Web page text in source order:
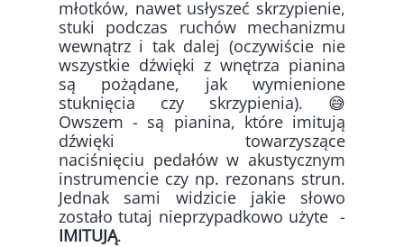
młotków, nawet usłyszeć skrzypienie,
stuki podczas ruchów mechanizmu
wewnątrz i tak dalej (oczywiście nie
wszystkie dźwięki z wnętrza pianina
są pożądane, jak wymienione
stuknięcia czy skrzypienia). 😅
Owszem - są pianina, które imitują
dźwięki towarzyszące
naciśnięciu pedałów w akustycznym
instrumencie czy np. rezonans strun.
Jednak sami widzicie jakie słowo
zostało tutaj nieprzypadkowo użyte -
IMITUJĄ.